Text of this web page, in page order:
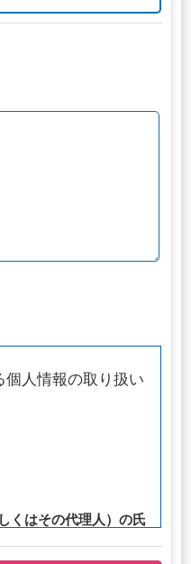
個人情報の取り扱い
くはその代理人）の氏